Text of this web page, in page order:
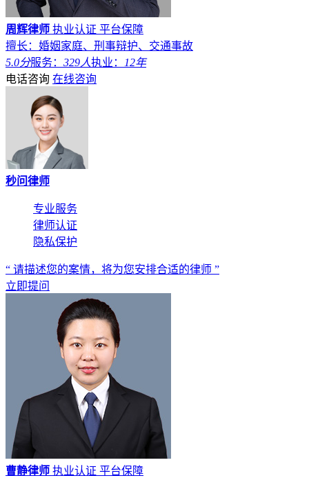
周辉律师 执业认证 平台保障
擅长：婚姻家庭、刑事辩护、交通事故
5.0分服务： 329人执业： 12年
电话咨询 在线咨询
秒问律师
专业服务
律师认证
隐私保护
“ 请描述您的案情，将为您安排合适的律师 ”
立即提问
曹静律师 执业认证 平台保障